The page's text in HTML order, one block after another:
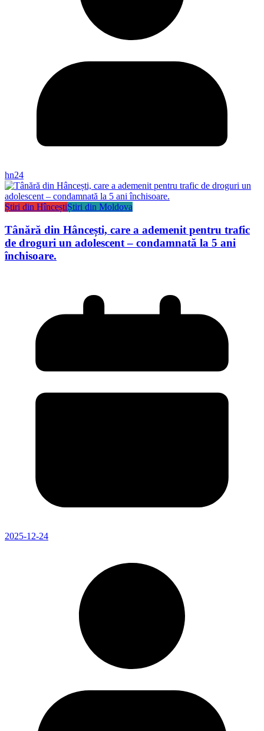
hn24
Știri din HînceștiȘtiri din Moldova
Tânără din Hâncești, care a ademenit pentru trafic
de droguri un adolescent – condamnată la 5 ani
închisoare.
2025-12-24